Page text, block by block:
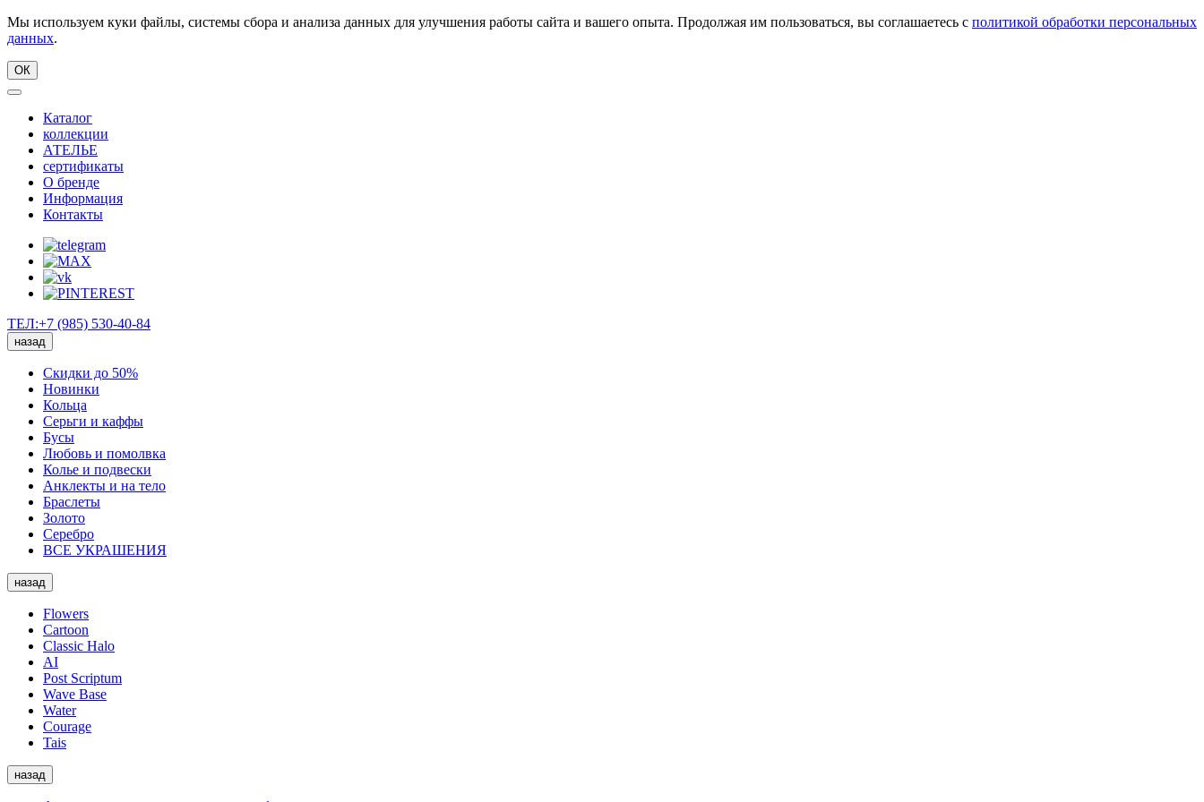
Мы используем куки файлы, системы сбора и анализа данных для улучшения работы сайта и вашего опыта. Продолжая им пользоваться, вы соглашаетесь с политикой обработки персональных
данных.
ОК
Каталог
коллекции
АТЕЛЬЕ
сертификаты
О бренде
Информация
Контакты
ТЕЛ:+7 (985) 530-40-84
назад
Скидки до 50%
Новинки
Кольца
Серьги и каффы
Бусы
Любовь и помолвка
Колье и подвески
Анклекты и на тело
Браслеты
Золото
Серебро
ВСЕ УКРАШЕНИЯ
назад
Flowers
Cartoon
Classic Halo
AI
Post Scriptum
Wave Base
Water
Courage
Tais
назад